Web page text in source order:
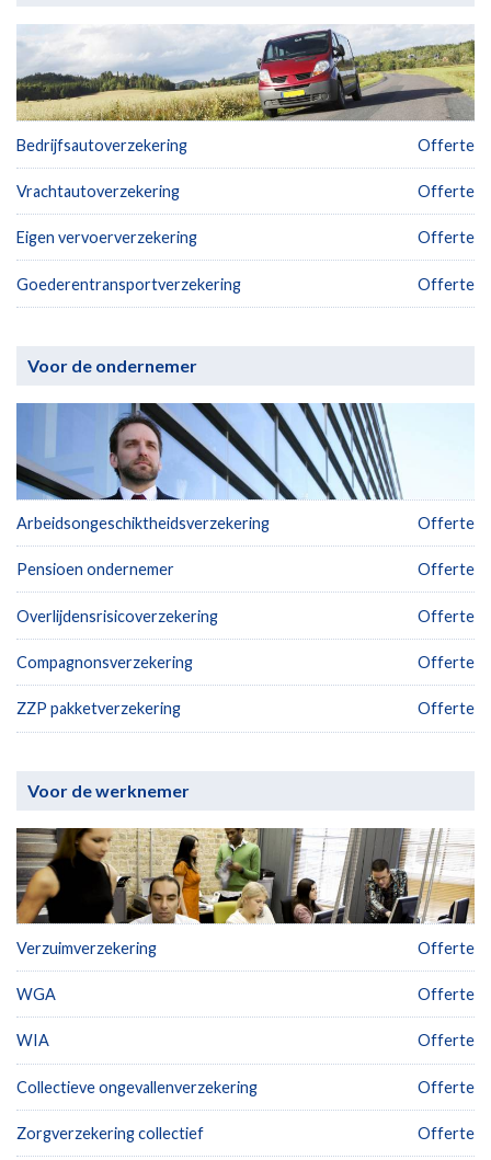
Bedrijfsautoverzekering Offerte
Vrachtautoverzekering Offerte
Eigen vervoerverzekering Offerte
Goederentransportverzekering Offerte
Voor de ondernemer
Arbeidsongeschiktheidsverzekering Offerte
Pensioen ondernemer Offerte
Overlijdensrisicoverzekering Offerte
Compagnonsverzekering Offerte
ZZP pakketverzekering Offerte
Voor de werknemer
Verzuimverzekering Offerte
WGA Offerte
WIA Offerte
Collectieve ongevallenverzekering Offerte
Zorgverzekering collectief Offerte